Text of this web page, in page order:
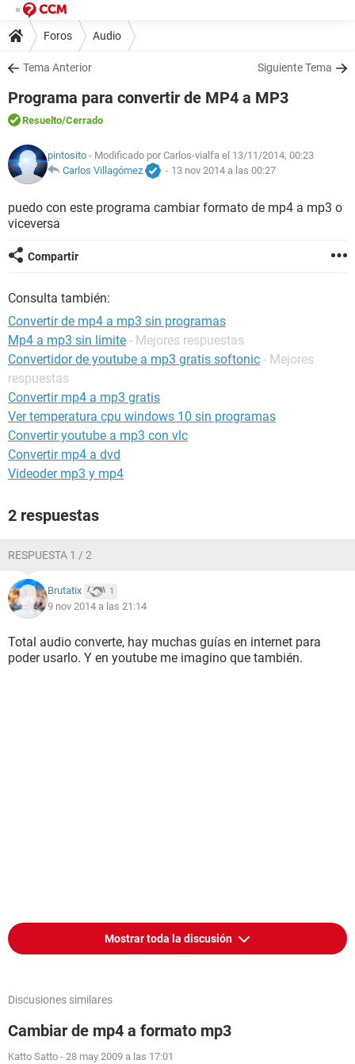
Foros Audio
Tema Anterior Siguiente Tema
Programa para convertir de MP4 a MP3
Resuelto/Cerrado
pintosito - Modificado por Carlos-vialfa el 13/11/2014, 00:23
Carlos Villagómez
- 13 nov 2014 a las 00:27
puedo con este programa cambiar formato de mp4 a mp3 o
viceversa
Compartir
Consulta también:
Convertir de mp4 a mp3 sin programas
Mp4 a mp3 sin limite - Mejores respuestas
Convertidor de youtube a mp3 gratis softonic - Mejores
respuestas
Convertir mp4 a mp3 gratis
Ver temperatura cpu windows 10 sin programas
Convertir youtube a mp3 con vlc
Convertir mp4 a dvd
Videoder mp3 y mp4
2 respuestas
RESPUESTA 1 / 2
Brutatix 1
9 nov 2014 a las 21:14
Total audio converte, hay muchas guías en internet para
poder usarlo. Y en youtube me imagino que también.
Mostrar toda la discusión
Discusiones similares
Cambiar de mp4 a formato mp3
Katto Satto - 28 may 2009 a las 17:01